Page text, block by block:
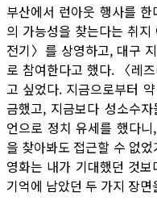
부산에서 런아웃 행사를
의 가능성을 찾는다는 취
전기〉를 상영하고, 대구
로 참여한다고 했다. 〈레
고 싶었다. 지금으로부터
금했고, 지금보다 성소수
언으로 정치 유세를 했다
을 찾아봐도 접근할 수 없
영화는 내가 기대했던 것
기억에 남았던 두 가지 장